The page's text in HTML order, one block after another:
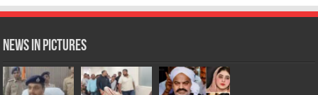
News in Pictures